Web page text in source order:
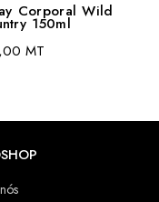
Corporal Wild
150ml
MT